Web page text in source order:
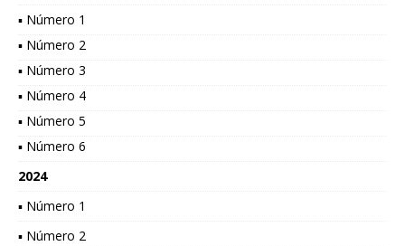
▪ Número 1
▪ Número 2
▪ Número 3
▪ Número 4
▪ Número 5
▪ Número 6
2024
▪ Número 1
▪ Número 2